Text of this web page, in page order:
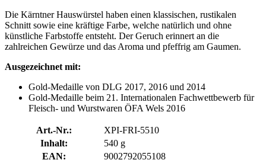
Die Kärntner Hauswürstel haben einen klassischen, rustikalen
Schnitt sowie eine kräftige Farbe, welche natürlich und ohne
künstliche Farbstoffe entsteht. Der Geruch erinnert an die
zahlreichen Gewürze und das Aroma und pfeffrig am Gaumen.
Ausgezeichnet mit:
Gold-Medaille von DLG 2017, 2016 und 2014
Gold-Medaille beim 21. Internationalen Fachwettbewerb für
Fleisch- und Wurstwaren ÖFA Wels 2016
Art.-Nr.:
XPI-FRI-5510
Inhalt:
540 g
EAN:
9002792055108